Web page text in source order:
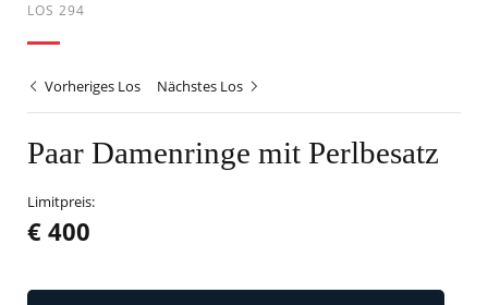
LOS 294
Vorheriges Los Nächstes Los
Paar Damenringe mit Perlbesatz
Limitpreis:
€ 400